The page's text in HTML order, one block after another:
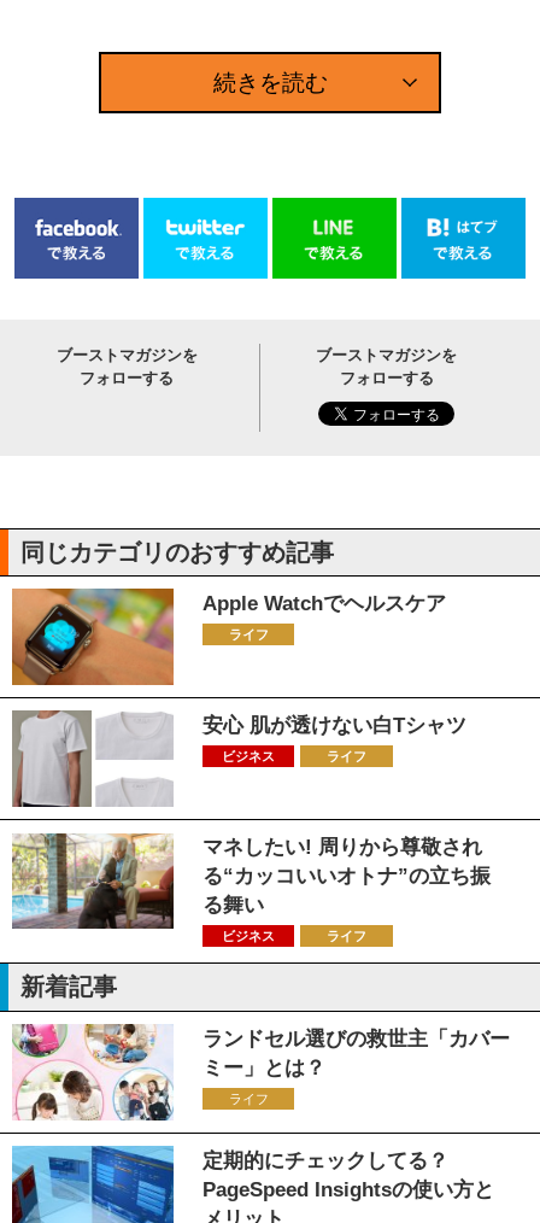
続きを読む
ブーストマガジンを
フォローする
ブーストマガジンを
フォローする
同じカテゴリのおすすめ記事
Apple Watchでヘルスケア
ライフ
安心 肌が透けない白Tシャツ
ビジネス ライフ
マネしたい! 周りから尊敬され
る“カッコいいオトナ”の立ち振
る舞い
ビジネス ライフ
新着記事
ランドセル選びの救世主「カバー
ミー」とは？
ライフ
定期的にチェックしてる？
PageSpeed Insightsの使い方と